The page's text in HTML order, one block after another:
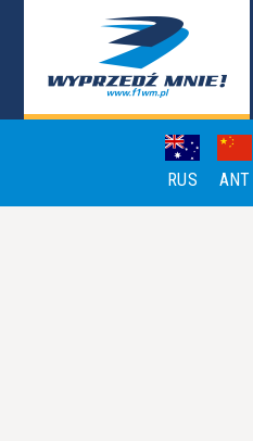
RUS ANT